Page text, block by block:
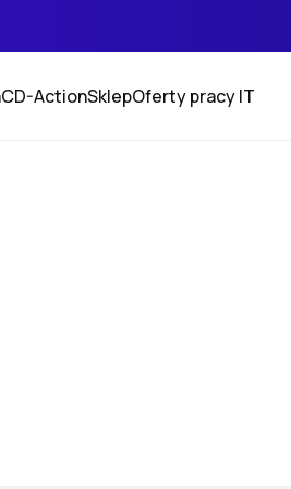
CD-ActionSklepOferty pracy IT